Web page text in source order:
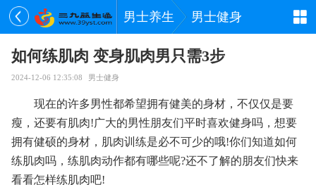
男士养生 男士健身
如何练肌肉 变身肌肉男只需3步
2024-12-06 12:35:08 男士健身
现在的许多男性都希望拥有健美的身材，不仅仅是要
瘦，还要有肌肉!广大的男性朋友们平时喜欢健身吗，想要
拥有健硕的身材，肌肉训练是必不可少的哦!你们知道如何
练肌肉吗，练肌肉动作都有哪些呢?还不了解的朋友们快来
看看怎样练肌肉吧!